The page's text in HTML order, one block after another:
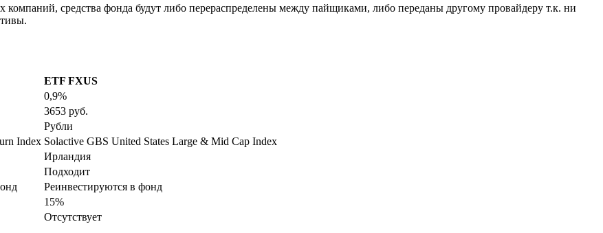
компаний, средства фонда будут либо перераспределены между пайщиками, либо переданы другому провайдеру т.к. ни
ETF FXUS
0,9%
3653 руб.
Рубли
Index Solactive GBS United States Large & Mid Cap Index
Ирландия
Подходит
Реинвестируются в фонд
15%
Отсутствует